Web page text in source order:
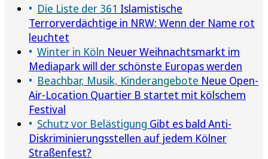
Die Liste der 361 Islamistische
Terrorverdächtige in NRW: Wenn der Name rot
leuchtet
Winter in Köln Neuer Weihnachtsmarkt im
Mediapark will der schönste Europas werden
Beachbar, Musik, Kinderangebote Neue Open-
Air-Location Quartier B startet mit kölschem
Festival
Schutz vor Belästigung Gibt es bald Anti-
Diskriminierungsstellen auf jedem Kölner
Straßenfest?